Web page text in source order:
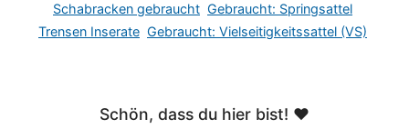
Schabracken gebraucht Gebraucht: Springsattel
Trensen Inserate Gebraucht: Vielseitigkeitssattel (VS)
Schön, dass du hier bist! ❤️